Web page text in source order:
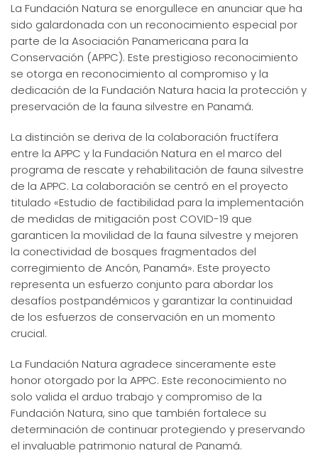
La Fundación Natura se enorgullece en anunciar que ha
sido galardonada con un reconocimiento especial por
parte de la Asociación Panamericana para la
Conservación (APPC). Este prestigioso reconocimiento
se otorga en reconocimiento al compromiso y la
dedicación de la Fundación Natura hacia la protección y
preservación de la fauna silvestre en Panamá.
La distinción se deriva de la colaboración fructífera
entre la APPC y la Fundación Natura en el marco del
programa de rescate y rehabilitación de fauna silvestre
de la APPC. La colaboración se centró en el proyecto
titulado «Estudio de factibilidad para la implementación
de medidas de mitigación post COVID-19 que
garanticen la movilidad de la fauna silvestre y mejoren
la conectividad de bosques fragmentados del
corregimiento de Ancón, Panamá». Este proyecto
representa un esfuerzo conjunto para abordar los
desafíos postpandémicos y garantizar la continuidad
de los esfuerzos de conservación en un momento
crucial.
La Fundación Natura agradece sinceramente este
honor otorgado por la APPC. Este reconocimiento no
solo valida el arduo trabajo y compromiso de la
Fundación Natura, sino que también fortalece su
determinación de continuar protegiendo y preservando
el invaluable patrimonio natural de Panamá.